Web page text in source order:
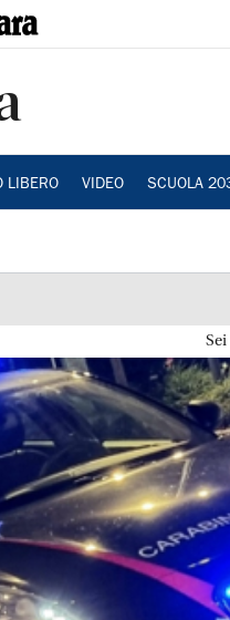
LIBERO VIDEO SCUOLA